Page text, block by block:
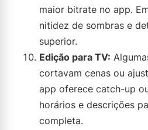
maior bitrate no app.
nitidez de sombras e
superior.
Edição para TV:
cortavam cenas ou
app oferece catch-up
horários e descrições
completa.